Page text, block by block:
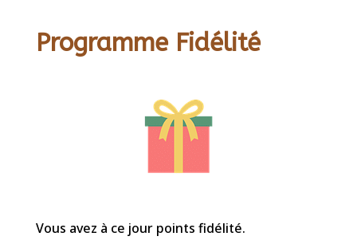
Programme Fidélité
Vous avez à ce jour points fidélité.